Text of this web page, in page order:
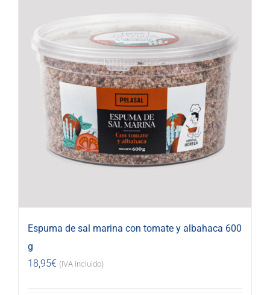
Espuma de sal marina con tomate y albahaca 600
g
18,95€ (IVA incluido)